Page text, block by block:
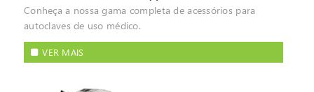
Conheça a nossa gama completa de acessórios para
autoclaves de uso médico.
VER MAIS